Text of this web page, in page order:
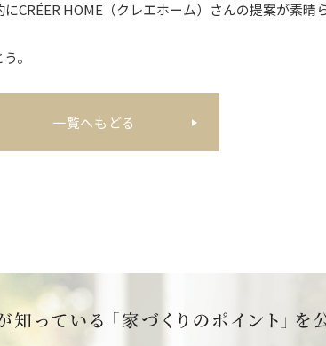
HOME（クレエホーム）さんの提案が素晴
。
一覧へもどる